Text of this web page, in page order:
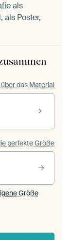
als
als Poster,
das Material
perfekte Größe
Größe